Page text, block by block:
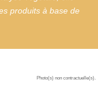
produits à base de
Photo(s) non contractuelle(s).